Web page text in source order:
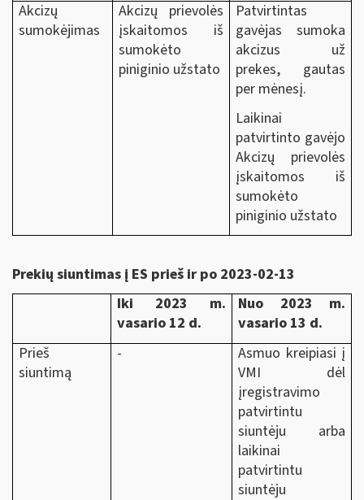
Akcizų
sumokėjimas
Akcizų prievolės
įskaitomos iš
sumokėto
piniginio užstato
Patvirtintas
gavėjas sumoka
akcizus už
prekes, gautas
per mėnesį.
Laikinai
patvirtinto gavėjo
Akcizų prievolės
įskaitomos iš
sumokėto
piniginio užstato
Prekių siuntimas į ES prieš ir po 2023-02-13
Iki 2023 m.
vasario 12 d.
Nuo 2023 m.
vasario 13 d.
Prieš
siuntimą
-
Asmuo kreipiasi į
VMI dėl
įregistravimo
patvirtintu
siuntėju arba
laikinai
patvirtintu
siuntėju